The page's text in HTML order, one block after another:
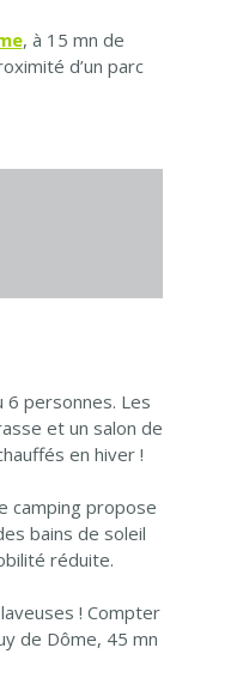
, à 15 mn de
d’un parc
6 personnes. Les
et un salon de
en hiver !
camping propose
bains de soleil
réduite.
! Compter
de Dôme, 45 mn